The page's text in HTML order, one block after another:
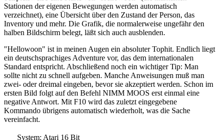
Stationen der eigenen Bewegungen werden automatisch
verzeichnet), eine Übersicht über den Zustand der Person, das
Inventory und mehr. Die Grafik, die normalerweise ungefähr den
halben Bildschirm belegt, läßt sich auch ausblenden.
"Hellowoon" ist in meinen Augen ein absoluter Tophit. Endlich liegt
ein deutschsprachiges Adventure vor, das dem internationalen
Standard entspricht. Abschließend noch ein wichtiger Tip: Man
sollte nicht zu schnell aufgeben. Manche Anweisungen muß man
zwei- oder dreimal eingeben, bevor sie akzeptiert werden. Schon im
ersten Bild folgt auf den Befehl NIMM MOOS erst einmal eine
negative Antwort. Mit F10 wird das zuletzt eingegebene
Kommando übrigens automatisch wiederholt, was die Sache
vereinfacht.
System: Atari 16 Bit